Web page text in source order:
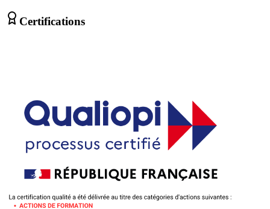
Certifications